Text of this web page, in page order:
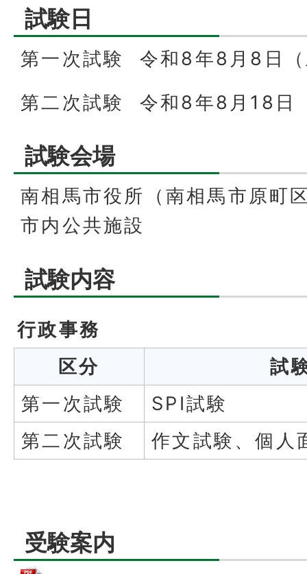
試験日
第一次試験 令和8年8月8日
第二次試験 令和8年8月18日
試験会場
南相馬市役所（南相馬市原町
市内公共施設
試験内容
行政事務
区分
試
第一次試験
SPI試験
第二次試験
作文試験、個人
受験案内